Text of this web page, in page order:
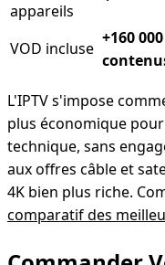
appareils
VOD incluse
+160 000
L'IPTV s'impose
plus économique
technique, sans
aux offres câble et
4K bien plus riche.
comparatif des